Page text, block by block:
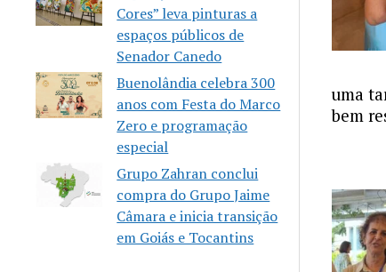
Cores” leva pinturas a
espaços públicos de
Senador Canedo
Buenolândia celebra 300
anos com Festa do Marco
Zero e programação
especial
Grupo Zahran conclui
compra do Grupo Jaime
Câmara e inicia transição
em Goiás e Tocantins
uma
bem